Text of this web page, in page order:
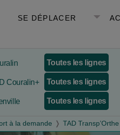
SE DÉPLACER
Toutes les lignes
Couralin+ Toutes les lignes
Toutes les lignes
à la demande TAD Transp’Orthe